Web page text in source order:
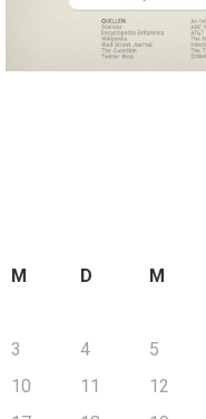
M D M
3
4 5
10
11 12